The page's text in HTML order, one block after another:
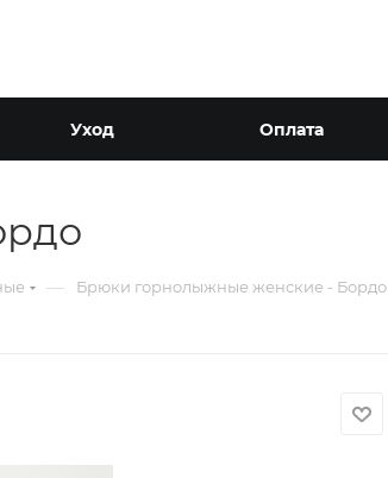
Уход Оплата
— Брюки горнолыжные женские - Бордо